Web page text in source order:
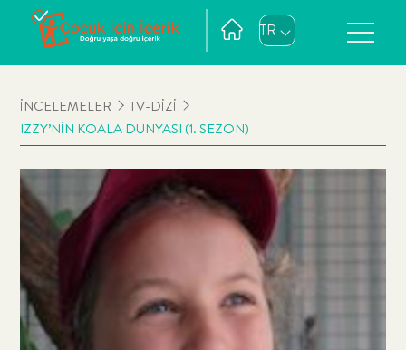
TR
İNCELEMELER
TV-DİZİ
IZZY’NİN KOALA DÜNYASI (1. SEZON)